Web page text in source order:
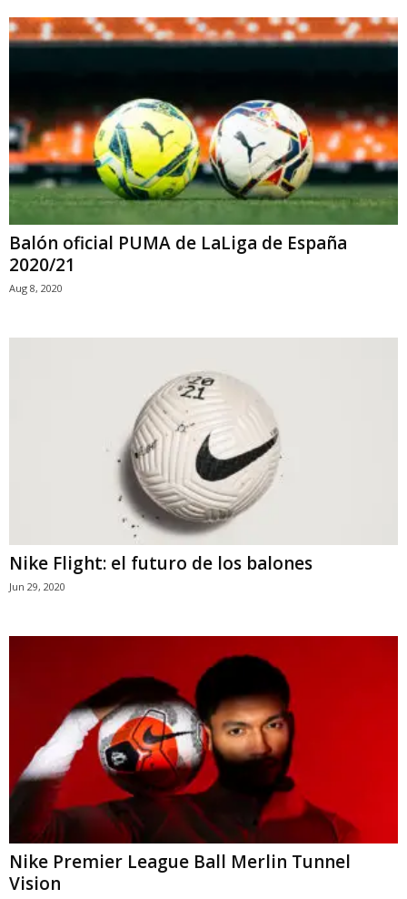
Balón oficial PUMA de LaLiga de España
2020/21
Aug 8, 2020
Nike Flight: el futuro de los balones
Jun 29, 2020
Nike Premier League Ball Merlin Tunnel
Vision